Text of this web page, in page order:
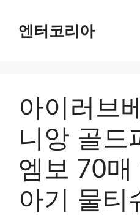
엔터코리아
아이러브
니앙 골드
엠보 70매
아기 물티